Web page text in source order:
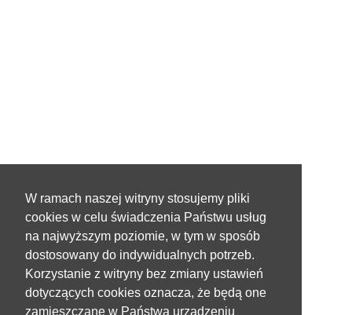
W ramach naszej witryny stosujemy pliki
cookies w celu świadczenia Państwu usług
na najwyższym poziomie, w tym w sposób
dostosowany do indywidualnych potrzeb.
Korzystanie z witryny bez zmiany ustawień
dotyczących cookies oznacza, że będą one
zamieszczane w Państwa urządzeniu